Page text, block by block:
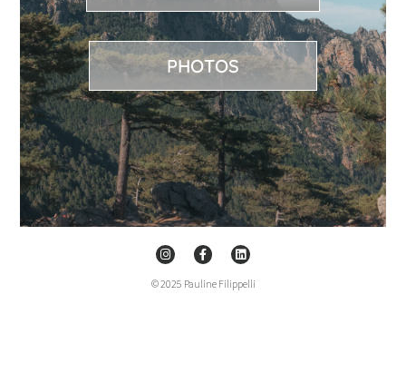
PHOTOS
© 2025 Pauline Filippelli